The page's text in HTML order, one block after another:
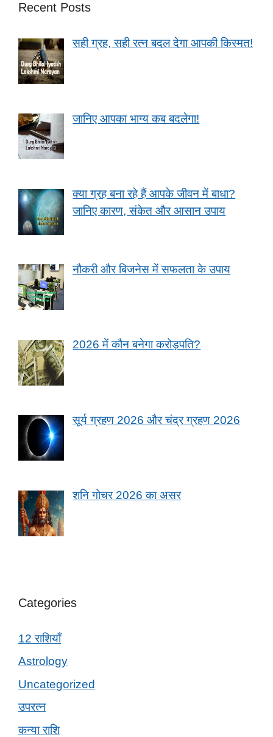
Recent Posts
सही ग्रह, सही रत्न बदल देगा आपकी किस्मत!
जानिए आपका भाग्य कब बदलेगा!
क्या ग्रह बना रहे हैं आपके जीवन में बाधा?
जानिए कारण, संकेत और आसान उपाय
नौकरी और बिजनेस में सफलता के उपाय
2026 में कौन बनेगा करोड़पति?
सूर्य ग्रहण 2026 और चंद्र ग्रहण 2026
शनि गोचर 2026 का असर
Categories
12 राशियाँ
Astrology
Uncategorized
उपरत्न
कन्या राशि